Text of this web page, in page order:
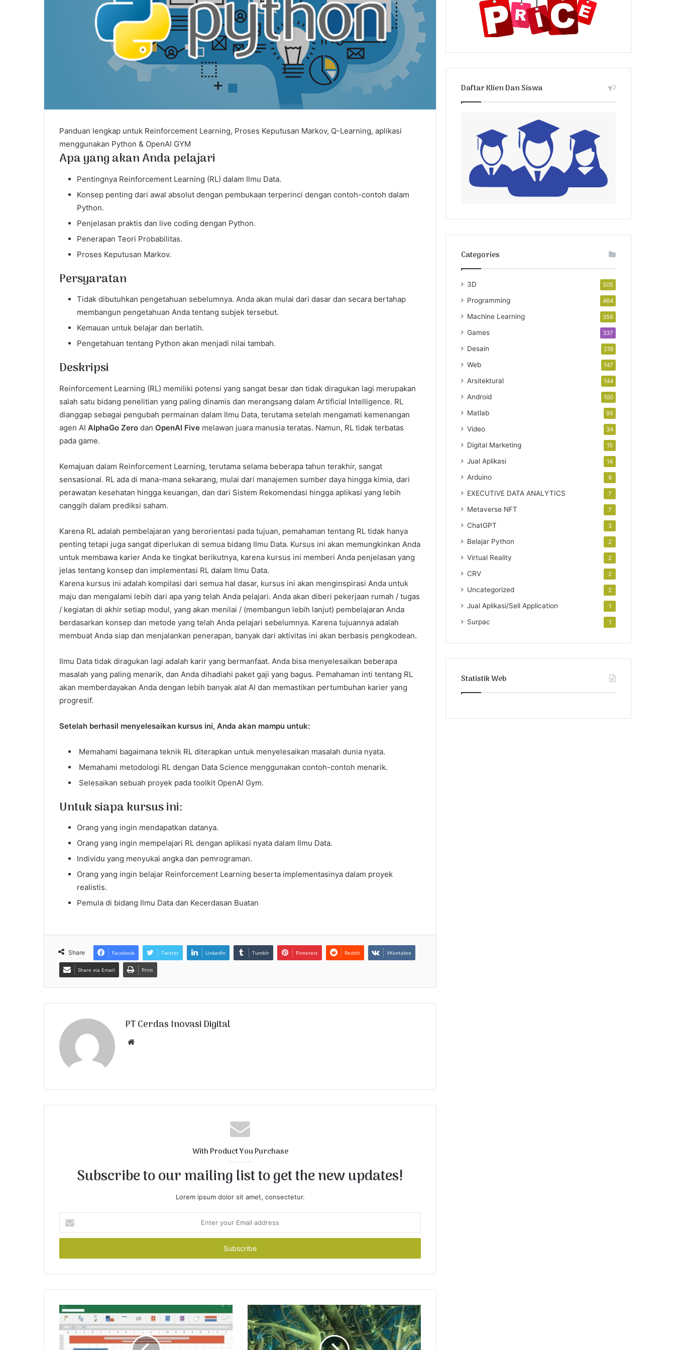
Panduan lengkap untuk Reinforcement Learning, Proses Keputusan Markov, Q-Learning, aplikasi
menggunakan Python & OpenAI GYM
Apa yang akan Anda pelajari
Pentingnya Reinforcement Learning (RL) dalam Ilmu Data.
Konsep penting dari awal absolut dengan pembukaan terperinci dengan contoh-contoh dalam
Python.
Penjelasan praktis dan live coding dengan Python.
Penerapan Teori Probabilitas.
Proses Keputusan Markov.
Persyaratan
Tidak dibutuhkan pengetahuan sebelumnya. Anda akan mulai dari dasar dan secara bertahap
membangun pengetahuan Anda tentang subjek tersebut.
Kemauan untuk belajar dan berlatih.
Pengetahuan tentang Python akan menjadi nilai tambah.
Deskripsi
Reinforcement Learning (RL) memiliki potensi yang sangat besar dan tidak diragukan lagi merupakan
salah satu bidang penelitian yang paling dinamis dan merangsang dalam Artificial Intelligence. RL
dianggap sebagai pengubah permainan dalam Ilmu Data, terutama setelah mengamati kemenangan
agen AI AlphaGo Zero dan OpenAI Five melawan juara manusia teratas. Namun, RL tidak terbatas
pada game.
Kemajuan dalam Reinforcement Learning, terutama selama beberapa tahun terakhir, sangat
sensasional. RL ada di mana-mana sekarang, mulai dari manajemen sumber daya hingga kimia, dari
perawatan kesehatan hingga keuangan, dan dari Sistem Rekomendasi hingga aplikasi yang lebih
canggih dalam prediksi saham.
Karena RL adalah pembelajaran yang berorientasi pada tujuan, pemahaman tentang RL tidak hanya
penting tetapi juga sangat diperlukan di semua bidang Ilmu Data. Kursus ini akan memungkinkan Anda
untuk membawa karier Anda ke tingkat berikutnya, karena kursus ini memberi Anda penjelasan yang
jelas tentang konsep dan implementasi RL dalam Ilmu Data.
Karena kursus ini adalah kompilasi dari semua hal dasar, kursus ini akan menginspirasi Anda untuk
maju dan mengalami lebih dari apa yang telah Anda pelajari. Anda akan diberi pekerjaan rumah / tugas
/ kegiatan di akhir setiap modul, yang akan menilai / (membangun lebih lanjut) pembelajaran Anda
berdasarkan konsep dan metode yang telah Anda pelajari sebelumnya. Karena tujuannya adalah
membuat Anda siap dan menjalankan penerapan, banyak dari aktivitas ini akan berbasis pengkodean.
Ilmu Data tidak diragukan lagi adalah karir yang bermanfaat. Anda bisa menyelesaikan beberapa
masalah yang paling menarik, dan Anda dihadiahi paket gaji yang bagus. Pemahaman inti tentang RL
akan memberdayakan Anda dengan lebih banyak alat AI dan memastikan pertumbuhan karier yang
progresif.
Setelah berhasil menyelesaikan kursus ini, Anda akan mampu untuk:
Memahami bagaimana teknik RL diterapkan untuk menyelesaikan masalah dunia nyata.
Memahami metodologi RL dengan Data Science menggunakan contoh-contoh menarik.
Selesaikan sebuah proyek pada toolkit OpenAI Gym.
Untuk siapa kursus ini:
Orang yang ingin mendapatkan datanya.
Orang yang ingin mempelajari RL dengan aplikasi nyata dalam Ilmu Data.
Individu yang menyukai angka dan pemrograman.
Orang yang ingin belajar Reinforcement Learning beserta implementasinya dalam proyek
realistis.
Pemula di bidang Ilmu Data dan Kecerdasan Buatan
Share Facebook Twitter LinkedIn Tumblr Pinterest Reddit VKontakte
Share via Email Print
PT Cerdas Inovasi Digital
i
With Product You Purchase
Subscribe to our mailing list to get the new updates!
Lorem ipsum dolor sit amet, consectetur.
t
r
u
E
m
a
i
Daftar Klien Dan Siswa
Categories
3D 505
Programming 464
Machine Learning 356
Games 337
Desain 219
Web 147
Arsitektural 144
Android 100
Matlab 95
Video 34
Digital Marketing 15
Jual Aplikasi 14
Arduino 9
EXECUTIVE DATA ANALYTICS 7
Metaverse NFT 7
ChatGPT 3
Belajar Python 2
Virtual Reality 2
CRV 2
Uncategorized 2
Jual Aplikasi/Sell Application 1
Surpac 1
Statistik Web